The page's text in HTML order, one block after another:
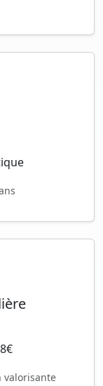
valorisante